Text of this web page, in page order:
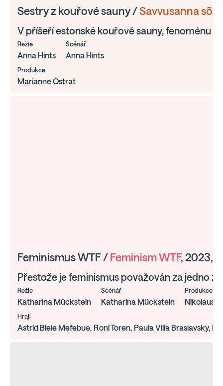
Sestry z kouřové sauny /Savvusanna
V příšeří estonské kouřové sauny, fenoménu
Režie
Anna Hints
Scénář
Anna Hints
Produkce
Marianne Ostrat
Feminismus WTF / Feminism WTF, 2023,
Přestože je feminismus považován za jedno
Režie
Katharina Mückstein
Scénář
Katharina Mückstein
Produkce
Nikolaus
Hrají
Astrid Biele Mefebue, Roni Toren, Paula Villa Braslavsky,